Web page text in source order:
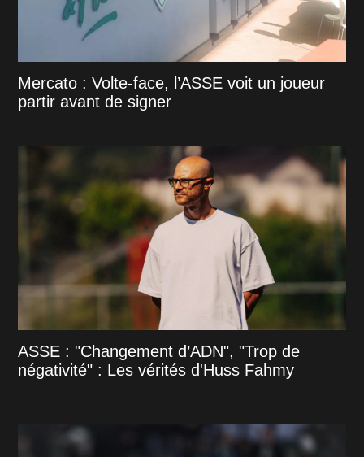
Mercato : Volte-face, l’ASSE voit un joueur
partir avant de signer
ASSE : "Changement d’ADN", "Trop de
négativité" : Les vérités d'Huss Fahmy